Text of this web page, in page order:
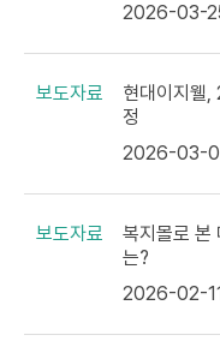
2026-03-
보도자료
현대이지웰,
정
2026-03-
보도자료
복지몰로 본
는?
2026-02-